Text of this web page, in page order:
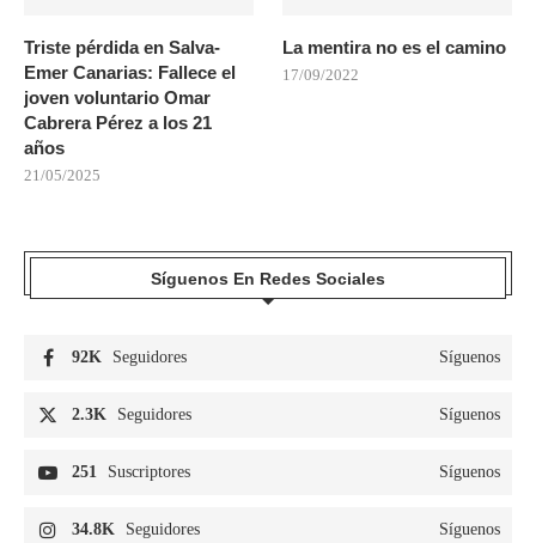
Triste pérdida en Salva-
Emer Canarias: Fallece el
joven voluntario Omar
Cabrera Pérez a los 21
años
21/05/2025
La mentira no es el camino
17/09/2022
Síguenos En Redes Sociales
92K Seguidores Síguenos
2.3K Seguidores Síguenos
251 Suscriptores Síguenos
34.8K Seguidores Síguenos